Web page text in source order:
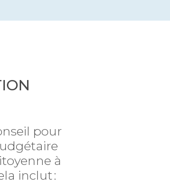
pour
à
inclut :